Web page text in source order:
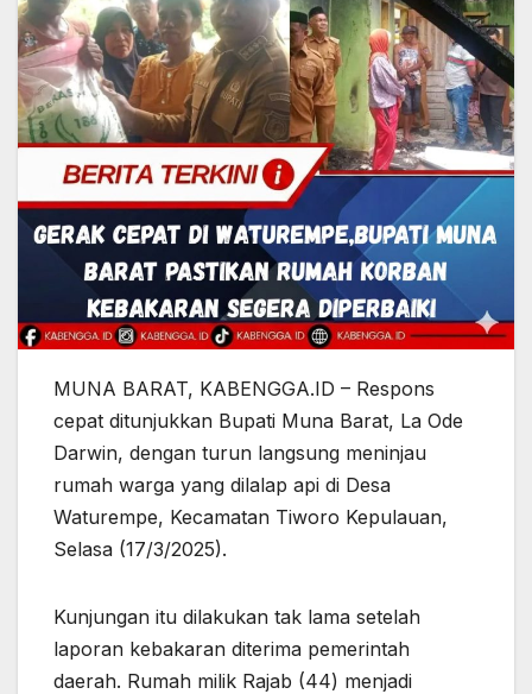
MUNA BARAT, KABENGGA.ID – Respons
cepat ditunjukkan Bupati Muna Barat, La Ode
Darwin, dengan turun langsung meninjau
rumah warga yang dilalap api di Desa
Waturempe, Kecamatan Tiworo Kepulauan,
Selasa (17/3/2025).
Kunjungan itu dilakukan tak lama setelah
laporan kebakaran diterima pemerintah
daerah. Rumah milik Rajab (44) menjadi